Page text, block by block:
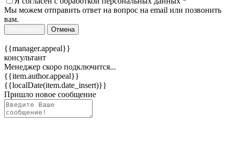
Мы можем отправить ответ на вопрос на email или позвонить
вам.
Отмена
{{manager.appeal}}
консультант
Менеджер скоро подключится...
{{item.author.appeal}}
{{localDate(item.date_insert)}}
Пришло новое сообщение